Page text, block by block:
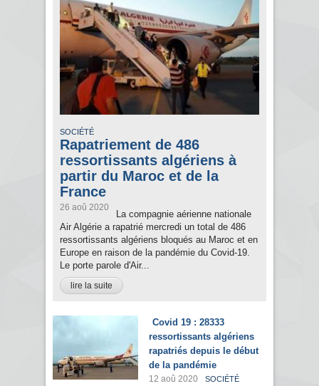
SOCIÉTÉ
Rapatriement de 486
ressortissants algériens à
partir du Maroc et de la
France
26 aoû 2020
La compagnie aérienne nationale
Air Algérie a rapatrié mercredi un total de 486
ressortissants algériens bloqués au Maroc et en
Europe en raison de la pandémie du Covid-19.
Le porte parole d'Air...
lire la suite
Covid 19 : 28333
ressortissants algériens
rapatriés depuis le début
de la pandémie
12 aoû 2020 SOCIÉTÉ